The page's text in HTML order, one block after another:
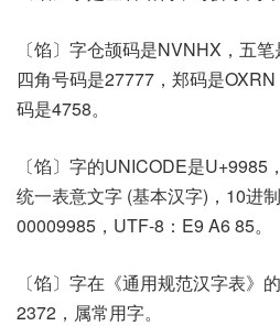
〔馅〕字仓颉码是NVNHX，五
四角号码是27777，郑码是
码是4758。
〔馅〕字的UNICODE是
统一表意文字 (基本汉字)，10进
00009985，UTF-8：E9 A6 85。
〔馅〕字在《通用规范汉字表》
2372，属常用字。